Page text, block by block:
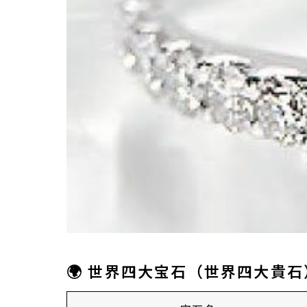
🌍 世界四大宝石（世界四大貴